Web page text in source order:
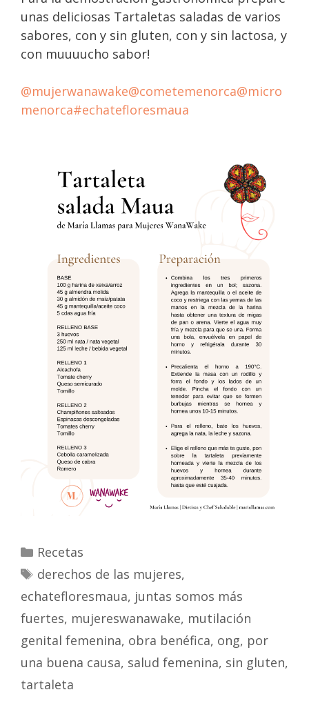
unas deliciosas Tartaletas saladas de varios
sabores, con y sin gluten, con y sin lactosa, y
con muuuucho sabor!
@mujerwanawake@cometemenorca@micro
menorca#echatefloresmaua
Recetas
derechos de las mujeres,
echatefloresmaua, juntas somos más
fuertes, mujereswanawake, mutilación
genital femenina, obra benéfica, ong, por
una buena causa, salud femenina, sin gluten,
tartaleta